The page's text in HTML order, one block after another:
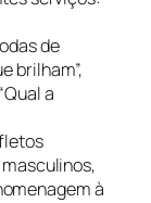
de
brilham”,
a
à